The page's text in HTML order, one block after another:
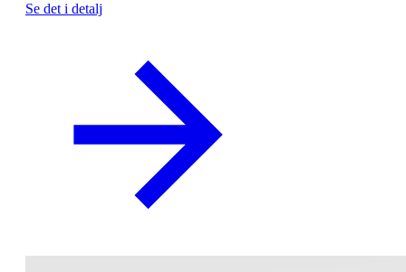
Se det i detalj